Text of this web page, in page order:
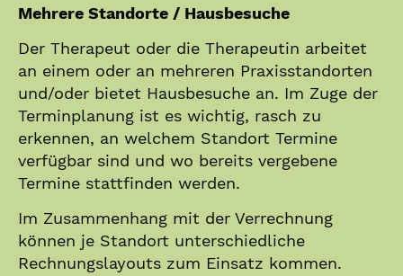
Mehrere Standorte / Hausbesuche
Der Therapeut oder die Therapeutin arbeitet
an einem oder an mehreren Praxisstandorten
und/oder bietet Hausbesuche an. Im Zuge der
Terminplanung ist es wichtig, rasch zu
erkennen, an welchem Standort Termine
verfügbar sind und wo bereits vergebene
Termine stattfinden werden.
Im Zusammenhang mit der Verrechnung
können je Standort unterschiedliche
Rechnungslayouts zum Einsatz kommen.